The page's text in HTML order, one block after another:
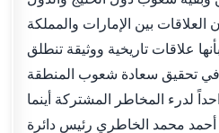
العلاقات بين الإمارات والمملكة
علاقات تاريخية ووثيقة تنطلق
في تحقيق سعادة شعوب المنطقة
لدرء المخاطر المشتركة أينما
محمد الخاطري رئيس دائرة